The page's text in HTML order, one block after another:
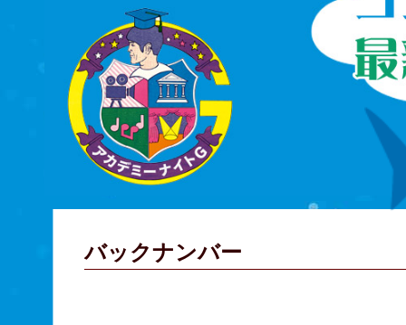
バックナンバー